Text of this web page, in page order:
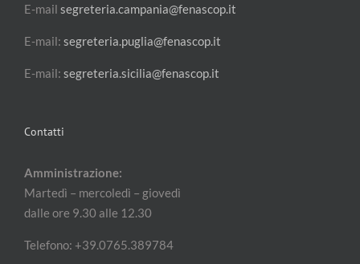
E-mail segreteria.campania@fenascop.it
E-mail: segreteria.puglia@fenascop.it
E-mail: segreteria.sicilia@fenascop.it
Contatti
Amministrazione:
Martedì – mercoledì – giovedì
dalle ore 9.30 alle 12.30
Telefono: +39.0765.389784